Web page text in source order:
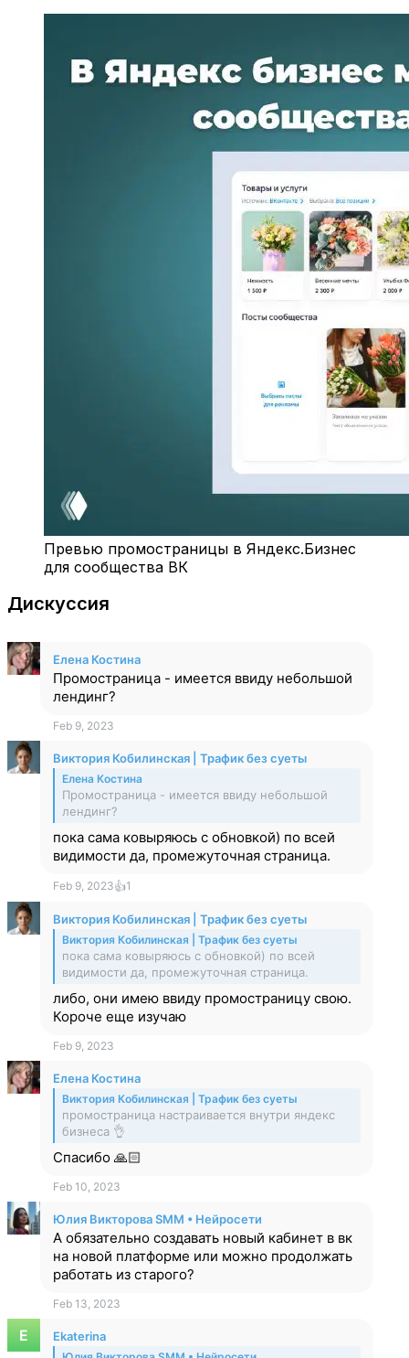
Превью промостраницы в Яндекс.Бизнес
для сообщества ВК
Дискуссия
Елена Костина
Промостраница - имеется ввиду небольшой
лендинг?
Feb 9, 2023
Виктория Кобилинская | Трафик без суеты
Елена Костина
Промостраница - имеется ввиду небольшой
лендинг?
пока сама ковыряюсь с обновкой) по всей
видимости да, промежуточная страница.
Feb 9, 2023👍1
Виктория Кобилинская | Трафик без суеты
Виктория Кобилинская | Трафик без суеты
пока сама ковыряюсь с обновкой) по всей
видимости да, промежуточная страница.
либо, они имею ввиду промостраницу свою.
Короче еще изучаю
Feb 9, 2023
Елена Костина
Виктория Кобилинская | Трафик без суеты
промостраница настраивается внутри яндекс
бизнеса 👌
Спасибо 🙏🏻
Feb 10, 2023
Юлия Викторова SMM • Нейросети
А обязательно создавать новый кабинет в вк
на новой платформе или можно продолжать
работать из старого?
Feb 13, 2023
Ekaterina